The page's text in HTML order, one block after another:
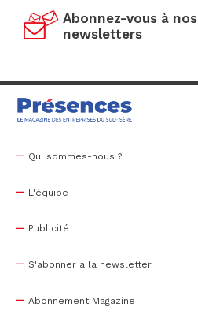
Abonnez-vous à nos
newsletters
Qui sommes-nous ?
L'équipe
Publicité
S'abonner à la newsletter
Abonnement Magazine